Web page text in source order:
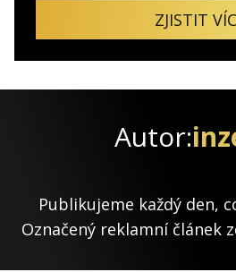
ZJISTIT
Autor:
Publikujeme každý den,
Označený reklamní článek